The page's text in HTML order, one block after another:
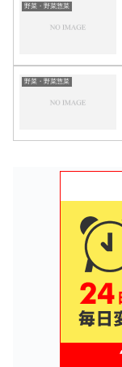
野菜・野菜惣菜
野菜・野菜惣菜